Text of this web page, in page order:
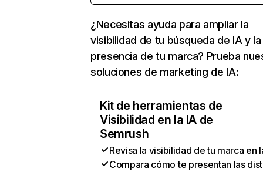
¿Necesitas ayuda para ampliar la
visibilidad de tu búsqueda de IA y la
presencia de tu marca? Prueba
soluciones de marketing de IA:
Kit de herramientas de
Visibilidad en la IA de
Semrush
Revisa la visibilidad de tu marca en
Compara cómo te presentan las